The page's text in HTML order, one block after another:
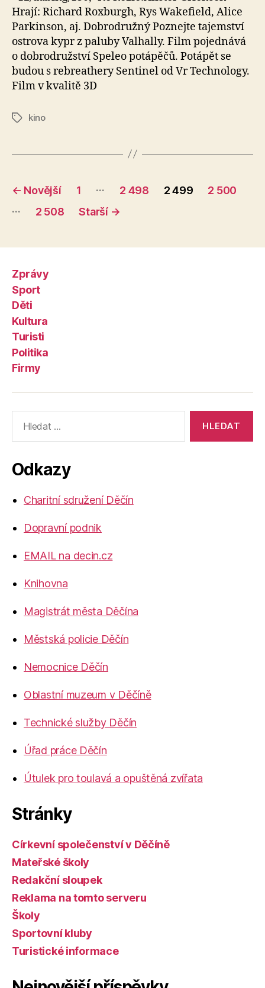
Hrají: Richard Roxburgh, Rys Wakefield, Alice
Parkinson, aj. Dobrodružný Poznejte tajemství
ostrova kypr z paluby Valhally. Film pojednává
o dobrodružství Speleo potápěčů. Potápět se
budou s rebreathery Sentinel od Vr Technology.
Film v kvalitě 3D
Štítkykino
Stránkování
příspěvků
← Novější 1 … 2 498 2 499
2 500
…
2 508 Starší →
Zprávy
Sport
Děti
Kultura
Turisti
Politika
Firmy
vyhledávání:
Odkazy
Charitní sdružení Děčín
Dopravní podnik
EMAIL na decin.cz
Knihovna
Magistrát města Děčína
Městská policie Děčín
Nemocnice Děčín
Oblastní muzeum v Děčíně
Technické služby Děčín
Úřad práce Děčín
Útulek pro toulavá a opuštěná zvířata
Stránky
Církevní společenství v Děčíně
Mateřské školy
Redakční sloupek
Reklama na tomto serveru
Školy
Sportovní kluby
Turistické informace